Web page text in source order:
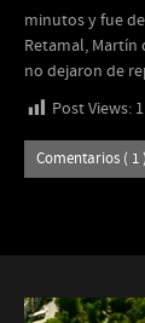
minutos y fue
Retamal, Martín
no dejaron de
Post Views:
Comentarios ( 1 )